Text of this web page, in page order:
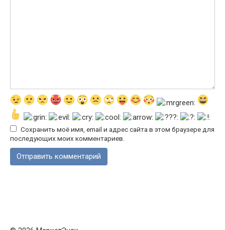
Сохранить моё имя, email и адрес сайта в этом браузере для
последующих моих комментариев.